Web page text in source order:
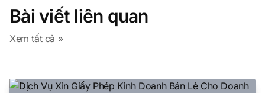
Bài viết liên quan
Xem tất cả »